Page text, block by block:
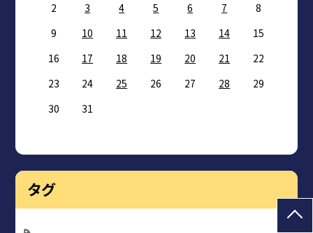
2
3 4 5 6 7
8
9
10 11 12 13 14
15
16
17 18 19 20 21
22
23
24 25 26 27 28
29
30
31
タグ